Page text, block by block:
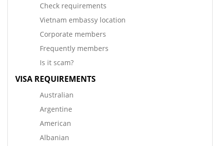
Check requirements
Vietnam embassy location
Corporate members
Frequently members
Is it scam?
VISA REQUIREMENTS
Australian
Argentine
American
Albanian